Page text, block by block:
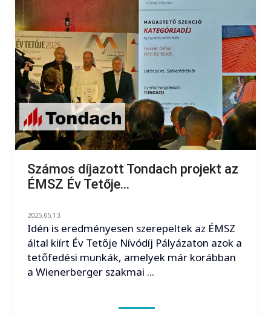
Számos díjazott Tondach projekt az
ÉMSZ Év Tetője...
2025.05.13.
Idén is eredményesen szerepeltek az ÉMSZ
által kiírt Év Tetője Nívódíj Pályázaton azok a
tetőfedési munkák, amelyek már korábban
a Wienerberger szakmai ...